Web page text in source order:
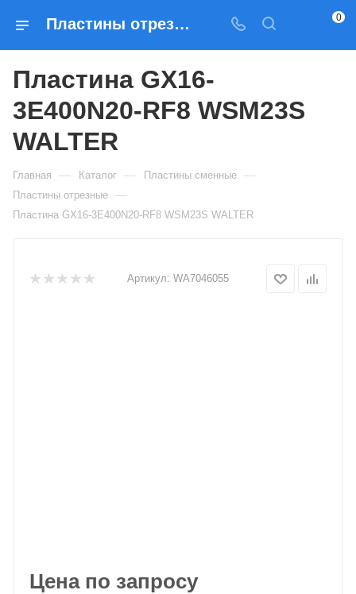
Пластины отрезные Пластина GX16-3E400N20-RF8 WSM23S WALTER — купить по выгодным ценам в Москве 0
Пластина GX16-
3E400N20-RF8 WSM23S
WALTER
Главная — Каталог — Пластины сменные —
Пластины отрезные —
Пластина GX16-3E400N20-RF8 WSM23S WALTER
Артикул: WA7046055
Цена по запросу